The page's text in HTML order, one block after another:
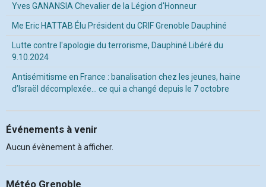
Yves GANANSIA Chevalier de la Légion d'Honneur
Me Eric HATTAB Élu Président du CRIF Grenoble Dauphiné
Lutte contre l'apologie du terrorisme, Dauphiné Libéré du
9.10.2024
Antisémitisme en France : banalisation chez les jeunes, haine
d’Israël décomplexée… ce qui a changé depuis le 7 octobre
Événements à venir
Aucun évènement à afficher.
Météo Grenoble